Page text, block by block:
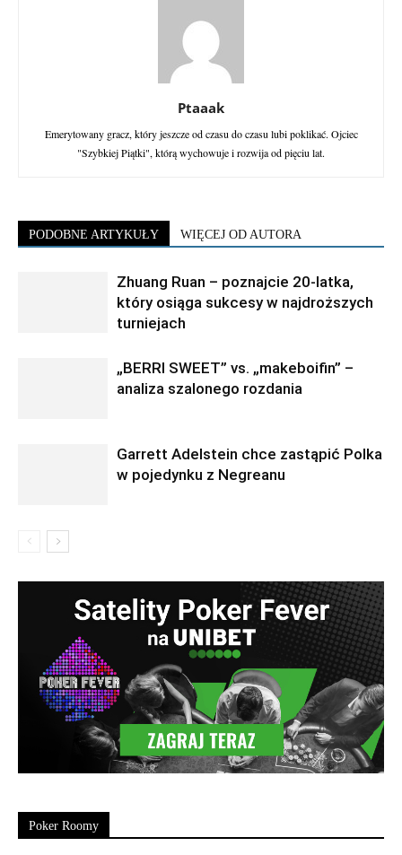
Ptaaak
Emerytowany gracz, który jeszcze od czasu do czasu lubi poklikać. Ojciec
"Szybkiej Piątki", którą wychowuje i rozwija od pięciu lat.
PODOBNE ARTYKUŁY WIĘCEJ OD AUTORA
Zhuang Ruan – poznajcie 20-latka,
który osiąga sukcesy w najdroższych
turniejach
„BERRI SWEET” vs. „makeboifin” –
analiza szalonego rozdania
Garrett Adelstein chce zastąpić Polka
w pojedynku z Negreanu
Poker Roomy